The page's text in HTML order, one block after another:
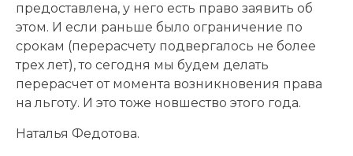
предоставлена, у него есть право заявить об
этом. И если раньше было ограничение по
срокам (перерасчету подвергалось не более
трех лет), то сегодня мы будем делать
перерасчет от момента возникновения права
на льготу. И это тоже новшество этого года.
Наталья Федотова.